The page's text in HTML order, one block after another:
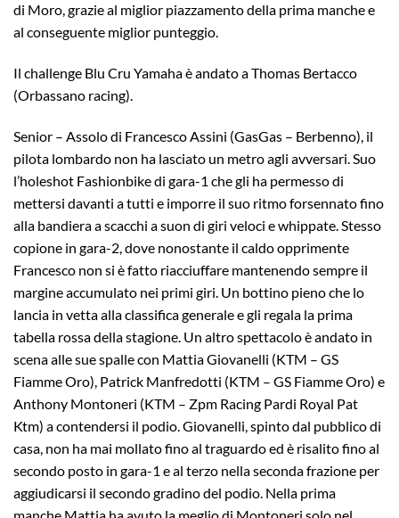
di Moro, grazie al miglior piazzamento della prima manche e
al conseguente miglior punteggio.
Il challenge Blu Cru Yamaha è andato a Thomas Bertacco
(Orbassano racing).
Senior – Assolo di Francesco Assini (GasGas – Berbenno), il
pilota lombardo non ha lasciato un metro agli avversari. Suo
l’holeshot Fashionbike di gara-1 che gli ha permesso di
mettersi davanti a tutti e imporre il suo ritmo forsennato fino
alla bandiera a scacchi a suon di giri veloci e whippate. Stesso
copione in gara-2, dove nonostante il caldo opprimente
Francesco non si è fatto riacciuffare mantenendo sempre il
margine accumulato nei primi giri. Un bottino pieno che lo
lancia in vetta alla classifica generale e gli regala la prima
tabella rossa della stagione. Un altro spettacolo è andato in
scena alle sue spalle con Mattia Giovanelli (KTM – GS
Fiamme Oro), Patrick Manfredotti (KTM – GS Fiamme Oro) e
Anthony Montoneri (KTM – Zpm Racing Pardi Royal Pat
Ktm) a contendersi il podio. Giovanelli, spinto dal pubblico di
casa, non ha mai mollato fino al traguardo ed è risalito fino al
secondo posto in gara-1 e al terzo nella seconda frazione per
aggiudicarsi il secondo gradino del podio. Nella prima